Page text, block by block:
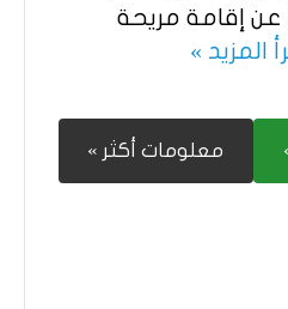
عن إقامة مريحة
المزيد »
معلومات أكثر »